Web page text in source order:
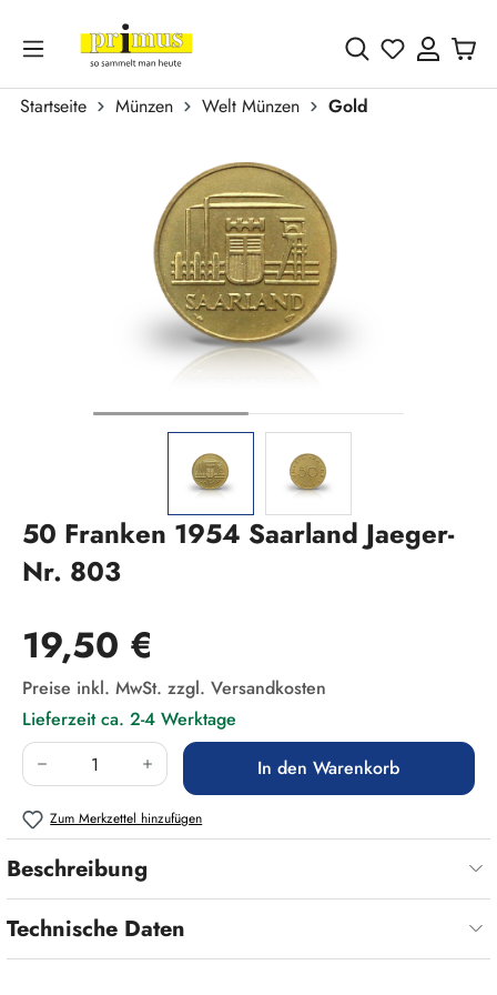
Zum Hauptinhalt springen
Du hast 0
Startseite Münzen Welt Münzen
Gold
50 Franken 1954 Saarland Jaeger-
Nr. 803
Regulärer Preis:
19,50 €
Preise inkl. MwSt. zzgl. Versandkosten
Lieferzeit ca. 2-4 Werktage
Produkt Anzahl: Gib den gewünschten Wert
In den Warenkorb
Zum Merkzettel hinzufügen
Beschreibung
Technische Daten